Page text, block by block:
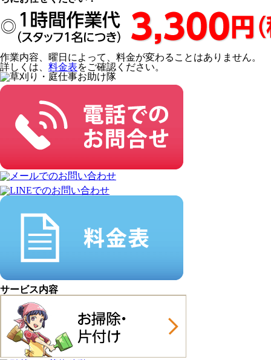
作業内容、曜日によって、料金が変わることはありません。
詳しくは、 料金表をご確認ください。
サービス内容